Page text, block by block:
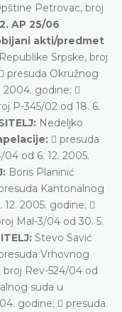
Petrovac, broj
2. AP 25/06
akti/predmet
Srpske, broj
presuda Okružnog
2004. godine; 
P-345/02 od 18. 6.
Nedeljko
 presuda
od 6. 12. 2005.
Boris Planinić
Kantonalnog
12. 2005. godine; 
Mal-3/04 od 30. 5.
Stevo Savić
Vrhovnog
Rev-524/04 od
suda u
godine;  presuda